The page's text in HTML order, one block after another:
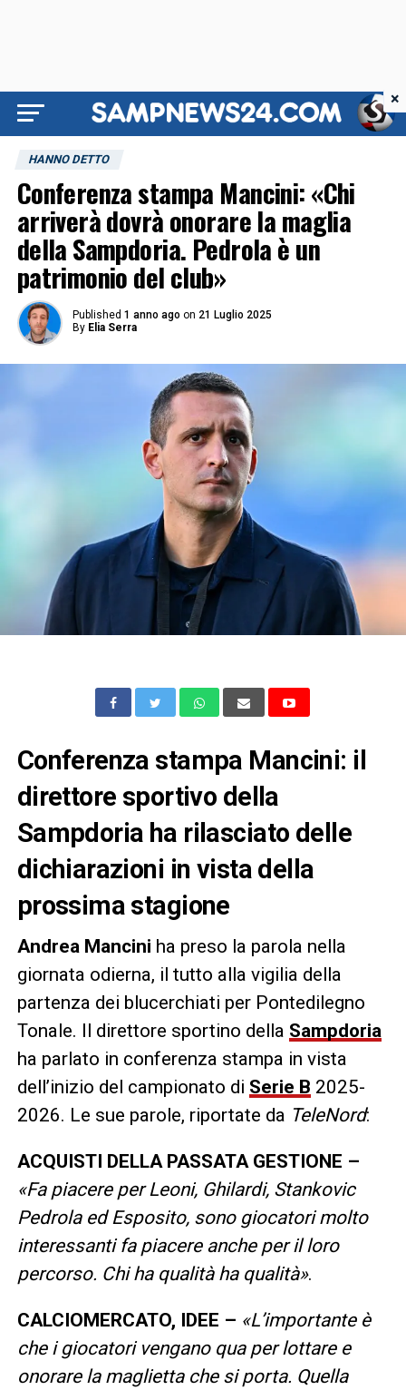
HANNO DETTO
Conferenza stampa Mancini: «Chi
arriverà dovrà onorare la maglia
della Sampdoria. Pedrola è un
patrimonio del club»
Published 1 anno ago on 21 Luglio 2025
By Elia Serra
Conferenza stampa Mancini: il
direttore sportivo della
Sampdoria ha rilasciato delle
dichiarazioni in vista della
prossima stagione
Andrea Mancini ha preso la parola nella
giornata odierna, il tutto alla vigilia della
partenza dei blucerchiati per Pontedilegno
Tonale. Il direttore sportino della Sampdoria
ha parlato in conferenza stampa in vista
dell’inizio del campionato di Serie B 2025-
2026. Le sue parole, riportate da TeleNord:
ACQUISTI DELLA PASSATA GESTIONE –
«Fa piacere per Leoni, Ghilardi, Stankovic
Pedrola ed Esposito, sono giocatori molto
interessanti fa piacere anche per il loro
percorso. Chi ha qualità ha qualità».
CALCIOMERCATO, IDEE – «L’importante è
che i giocatori vengano qua per lottare e
onorare la maglietta che si porta. Quella
×